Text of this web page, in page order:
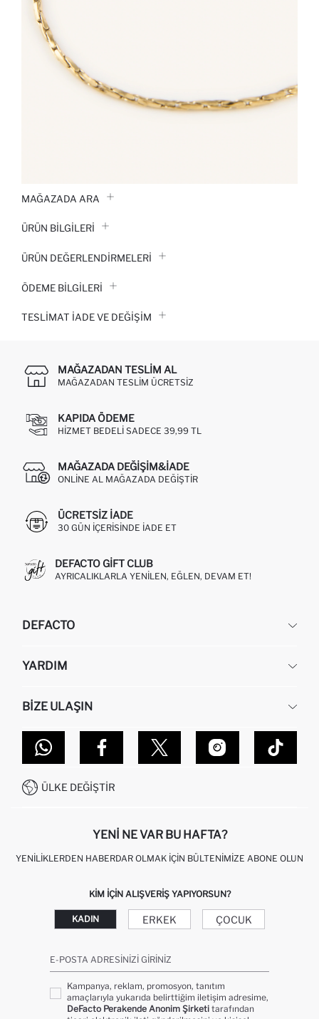
MAĞAZADA ARA
ÜRÜN BILGILERI
ÜRÜN DEĞERLENDİRMELERİ
ÖDEME BİLGİLERİ
TESLIMAT İADE VE DEĞIŞIM
MAĞAZADAN TESLIM AL
MAĞAZADAN TESLIM ÜCRETSIZ
KAPIDA ÖDEME
HIZMET BEDELI SADECE 39,99 TL
MAĞAZADA DEĞIŞIM&İADE
ONLINE AL MAĞAZADA DEĞIŞTIR
ÜCRETSIZ IADE
30 GÜN IÇERISINDE IADE ET
DEFACTO GIFT CLUB
AYRICALIKLARLA YENILEN, EĞLEN, DEVAM ET!
DEFACTO
HAKKIMIZDA
KURUMSAL SATIŞ
DEFACTO TEKNOLOJI
SITEMAP
YARDIM
SIPARIŞIMI NASIL TAKIP EDERIM?
NASIL İADE EDERIM?
GIFT CLUB SIKÇA SORULAN SORULAR
İŞLEM REHBERI
KAMPANYALAR
BIZE ULAŞIN
MAĞAZALARIMIZ
İLETIŞIM FORMU
0850 333 22 86
ÜLKE DEĞIŞTIR
YENI NE VAR BU HAFTA?
YENILIKLERDEN HABERDAR OLMAK İÇIN BÜLTENIMIZE ABONE OLUN
KIM IÇIN ALIŞVERIŞ YAPIYORSUN?
KADIN ERKEK ÇOCUK
E-POSTA ADRESINIZI GIRINIZ
Kampanya, reklam, promosyon, tanıtım
amaçlarıyla yukarıda belirttiğim iletişim adresime,
DeFacto Perakende Anonim Şirketi tarafından